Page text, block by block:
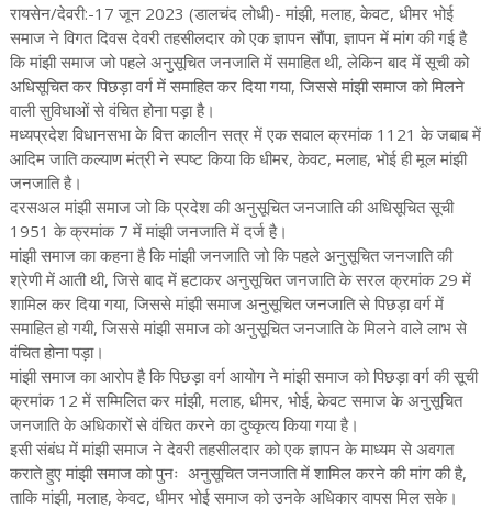
रायसेन/देवरी:-17 जून 2023 (डालचंद लोधी)- मांझी, मलाह, केवट, धीमर भोई
समाज ने विगत दिवस देवरी तहसीलदार को एक ज्ञापन सौंपा, ज्ञापन में मांग की गई है
कि मांझी समाज जो पहले अनुसूचित जनजाति में समाहित थी, लेकिन बाद में सूची को
अधिसूचित कर पिछड़ा वर्ग में समाहित कर दिया गया, जिससे मांझी समाज को मिलने
वाली सुविधाओं से वंचित होना पड़ा है।
मध्यप्रदेश विधानसभा के वित्त कालीन सत्र में एक सवाल क्रमांक 1121 के जबाब में
आदिम जाति कल्याण मंत्री ने स्पष्ट किया कि धीमर, केवट, मलाह, भोई ही मूल मांझी
जनजाति है।
दरसअल मांझी समाज जो कि प्रदेश की अनुसूचित जनजाति की अधिसूचित सूची
1951 के क्रमांक 7 में मांझी जनजाति में दर्ज है।
मांझी समाज का कहना है कि मांझी जनजाति जो कि पहले अनुसूचित जनजाति की
श्रेणी में आती थी, जिसे बाद में हटाकर अनुसूचित जनजाति के सरल क्रमांक 29 में
शामिल कर दिया गया, जिससे मांझी समाज अनुसूचित जनजाति से पिछड़ा वर्ग में
समाहित हो गयी, जिससे मांझी समाज को अनुसूचित जनजाति के मिलने वाले लाभ से
वंचित होना पड़ा।
मांझी समाज का आरोप है कि पिछड़ा वर्ग आयोग ने मांझी समाज को पिछड़ा वर्ग की सूची
क्रमांक 12 में सम्मिलित कर मांझी, मलाह, धीमर, भोई, केवट समाज के अनुसूचित
जनजाति के अधिकारों से वंचित करने का दुष्कृत्य किया गया है।
इसी संबंध में मांझी समाज ने देवरी तहसीलदार को एक ज्ञापन के माध्यम से अवगत
कराते हुए मांझी समाज को पुनः अनुसूचित जनजाति में शामिल करने की मांग की है,
ताकि मांझी, मलाह, केवट, धीमर भोई समाज को उनके अधिकार वापस मिल सके।